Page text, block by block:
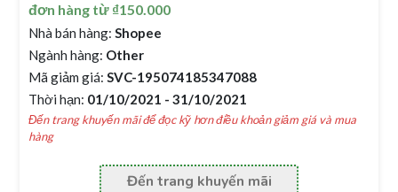
đơn hàng từ ₫150.000
Nhà bán hàng: Shopee
Ngành hàng: Other
Mã giảm giá: SVC-195074185347088
Thời hạn: 01/10/2021 - 31/10/2021
Đến trang khuyến mãi để đọc kỹ hơn điều khoản giảm giá và mua
hàng
Đến trang khuyến mãi